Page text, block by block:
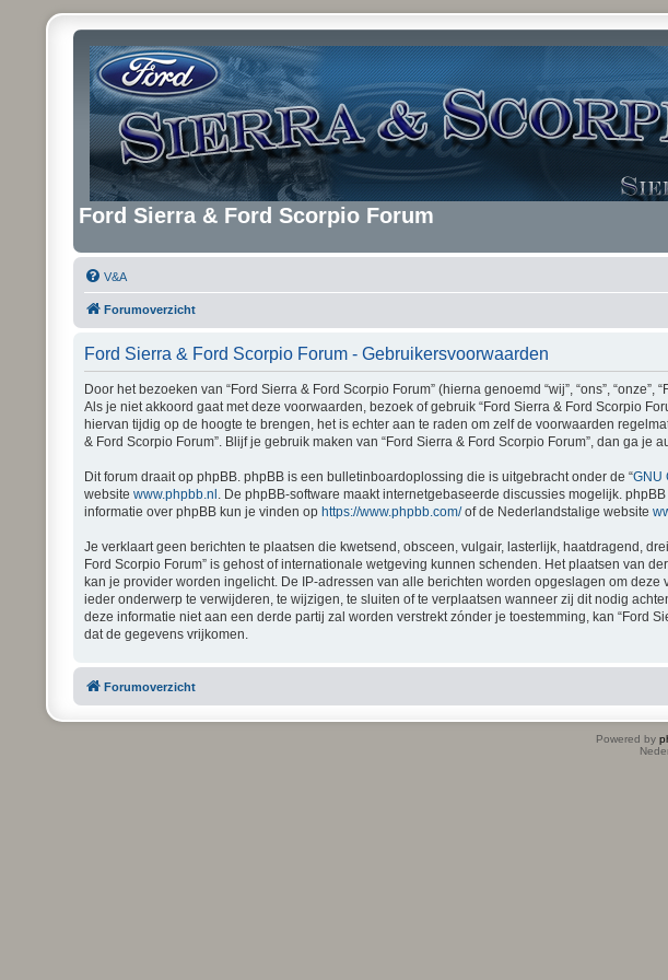
Ford Sierra & Ford Scorpio Forum
V&A
Forumoverzicht
Ford Sierra & Ford Scorpio Forum - Gebruikersvoorwaarden
Door het bezoeken van “Ford Sierra & Ford Scorpio Forum” (hierna genoemd “wij”, “ons”,
Als je niet akkoord gaat met deze voorwaarden, bezoek of gebruik “Ford Sierra & Ford Scorpio
hiervan tijdig op de hoogte te brengen, het is echter aan te raden om zelf de voorwaarden
& Ford Scorpio Forum”. Blijf je gebruik maken van “Ford Sierra & Ford Scorpio Forum”, dan ga je
Dit forum draait op phpBB. phpBB is een bulletinboardoplossing die is uitgebracht onder de “GNU
websitewww.phpbb.nl . De phpBB-software maakt internetgebaseerde discussies mogelijk.
informatie over phpBB kun je vinden ophttps://www.phpbb.com/of de Nederlandstalige website
Je verklaart geen berichten te plaatsen die kwetsend, obsceen, vulgair, lasterlijk, haatdragend,
Ford Scorpio Forum” is gehost of internationale wetgeving kunnen schenden. Het plaatsen van
kan je provider worden ingelicht. De IP-adressen van alle berichten worden opgeslagen om
ieder onderwerp te verwijderen, te wijzigen, te sluiten of te verplaatsen wanneer zij dit nodig
deze informatie niet aan een derde partij zal worden verstrekt zónder je toestemming, kan “Ford
dat de gegevens vrijkomen.
Forumoverzicht
Powered by